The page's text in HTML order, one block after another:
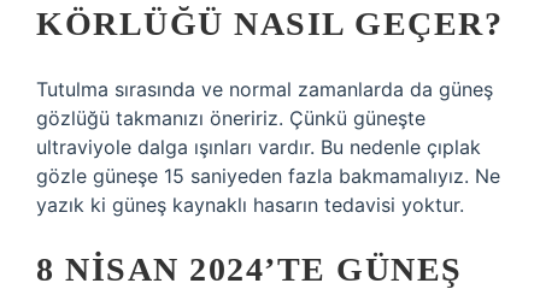
KÖRLÜĞÜ NASIL GEÇER?
Tutulma sırasında ve normal zamanlarda da güneş
gözlüğü takmanızı öneririz. Çünkü güneşte
ultraviyole dalga ışınları vardır. Bu nedenle çıplak
gözle güneşe 15 saniyeden fazla bakmamalıyız. Ne
yazık ki güneş kaynaklı hasarın tedavisi yoktur.
8 NISAN 2024’TE GÜNEŞ